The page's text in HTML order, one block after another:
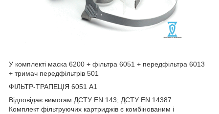
У комплекті маска 6200 + фільтра 6051 + передфільтра 6013
+ тримач передфільтрів 501
ФІЛЬТР-ТРАПЕЦІЯ 6051 A1
Відповідає вимогам ДСТУ EN 143; ДСТУ EN 14387
Комплект фільтруючих картриджів є комбінованим і